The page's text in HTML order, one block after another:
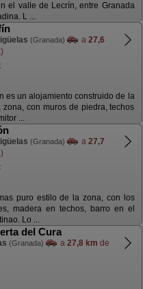
el valle de Lecrín, entre Granada
L ...
(Granada) a 27,6
es un alojamiento construido de la
con muros de piedra, techos
...
(Granada) a 27,7
puro estilo de la zona, con los
madera en techos, barro en el
Lo ...
del Cura
(Granada) a 27,8 km de